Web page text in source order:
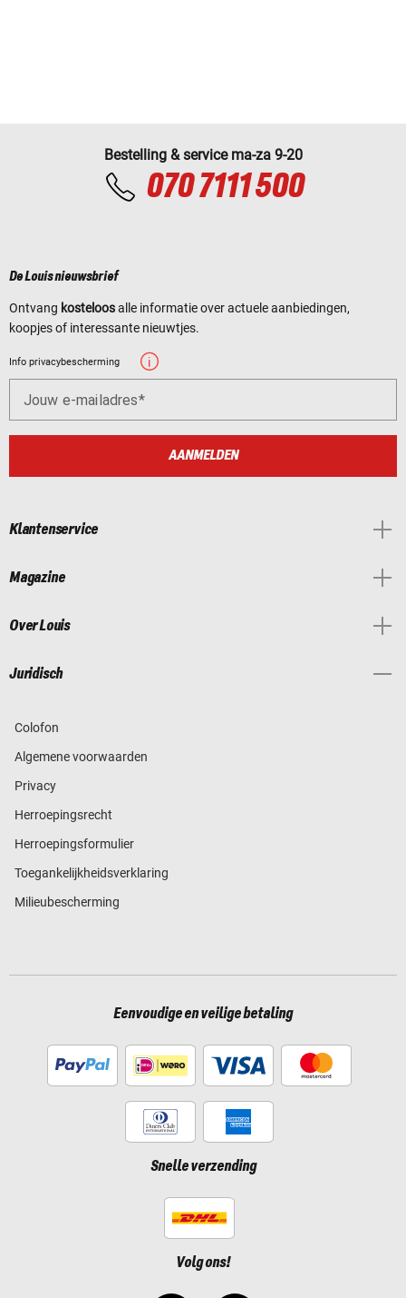
Bestelling & service ma-za 9-20
070 7111 500
De Louis nieuwsbrief
Ontvang kosteloosalle informatie over actuele aanbiedingen,
koopjes of interessante nieuwtjes.
Info privacybescherming
Jouw e-mailadres
AANMELDEN
Klantenservice
Magazine
Over Louis
Juridisch
Colofon
Algemene voorwaarden
Privacy
Herroepingsrecht
Herroepingsformulier
Toegankelijkheidsverklaring
Milieubescherming
Eenvoudige en veilige betaling
Snelle verzending
Volg ons!